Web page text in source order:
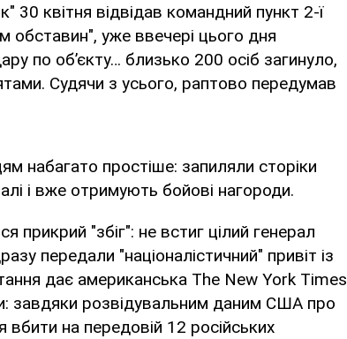
30 квітня відвідав командний пункт 2-ї
обставин", уже ввечері цього дня
по об’єкту… близько 200 осіб загинуло,
Судячи з усього, раптово передумав
набагато простіше: запиляли сторіки
і вже отримують бойові нагороди.
прикрий "збіг": не встиг цілий генерал
передали "націоналістичний" привіт із
дає американська The New York Times
завдяки розвідувальним даним США про
вбити на передовій 12 російських